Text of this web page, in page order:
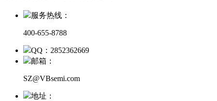
服务热线：
400-655-8788
QQ：2852362669
邮箱：
SZ@VBsemi.com
地址：